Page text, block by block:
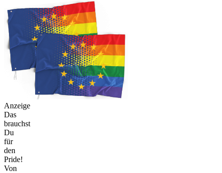
Anzeige
Das
brauchst
Du
für
den
Pride!
Von